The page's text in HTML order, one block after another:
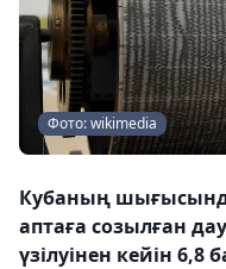
Фото: wikimedia
Кубаның
аптаға созылған
үзілуінен кейін 6,8